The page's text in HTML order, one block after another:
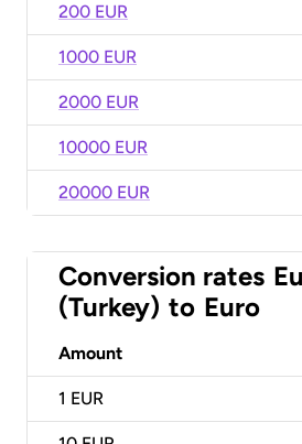
200 EUR
1000 EUR
2000 EUR
10000 EUR
20000 EUR
Conversion rates
(Turkey) to Euro
Amount
1 EUR